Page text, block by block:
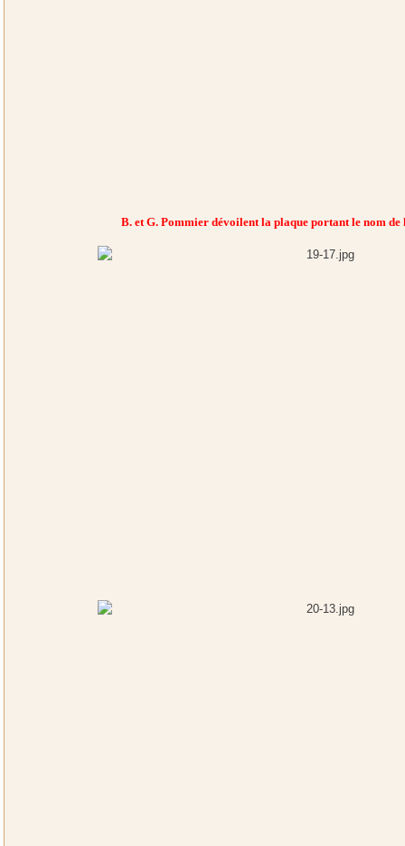
B. et G. Pommier dévoilent la plaque portant le nom